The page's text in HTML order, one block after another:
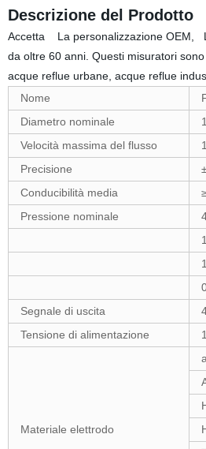
Descrizione del Prodotto
Accetta La personalizzazione OEM,
da oltre 60 anni. Questi misuratori
acque reflue urbane, acque reflue
Nome
Diametro nominale
Velocità massima del flusso
Precisione
Conducibilità media
Pressione nominale
Segnale di uscita
Tensione di alimentazione
Materiale elettrodo